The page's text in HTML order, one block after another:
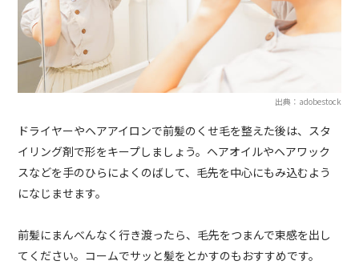
出典：adobestock
ドライヤーやヘアアイロンで前髪のくせ毛を整えた後は、スタ
イリング剤で形をキープしましょう。ヘアオイルやヘアワック
スなどを手のひらによくのばして、毛先を中心にもみ込むよう
になじませます。
前髪にまんべんなく行き渡ったら、毛先をつまんで束感を出し
てください。コームでサッと髪をとかすのもおすすめです。